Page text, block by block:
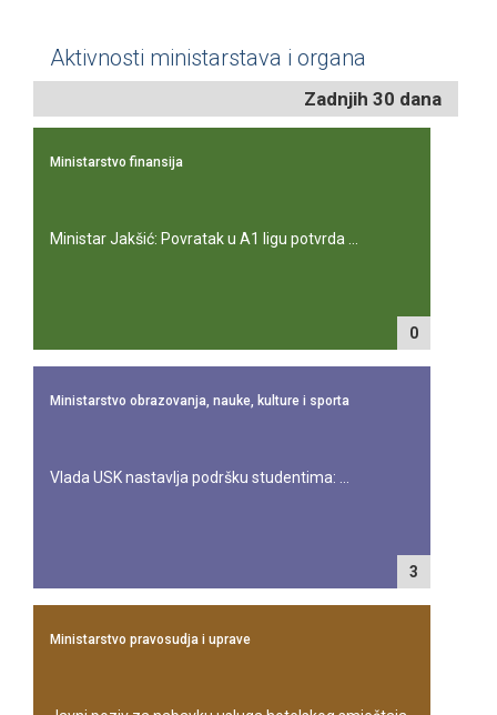
Aktivnosti ministarstava i organa
Zadnjih 30 dana
Ministarstvo finansija
0
Ministar Jakšić: Povratak u A1 ligu potvrda ...
Ministarstvo obrazovanja, nauke, kulture i sporta
3
Vlada USK nastavlja podršku studentima: ...
Ministarstvo pravosudja i uprave